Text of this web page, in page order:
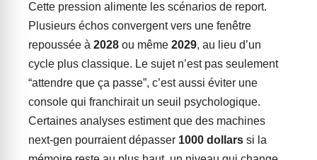
Cette pression alimente les scénarios de report.
Plusieurs échos convergent vers une fenêtre
repoussée à 2028 ou même 2029, au lieu d’un
cycle plus classique. Le sujet n’est pas seulement
“attendre que ça passe”, c’est aussi éviter une
console qui franchirait un seuil psychologique.
Certaines analyses estiment que des machines
next-gen pourraient dépasser 1000 dollars si la